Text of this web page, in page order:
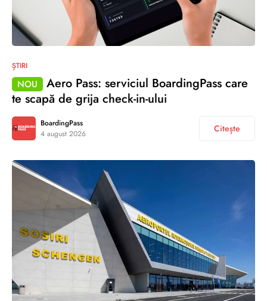
ȘTIRI
NOU
Aero Pass: serviciul BoardingPass care
te scapă de grija check-in-ului
BoardingPass
4 august 2026
Citește